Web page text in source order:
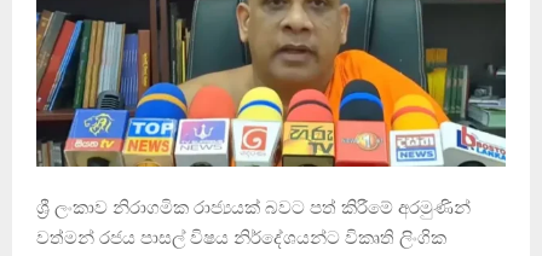
ශ්‍රී ලංකාව නිරාගමික රාජ්‍යයක් බවට පත් කිරීමේ අරමුණින්
වත්මන් රජය පාසල් විෂය නිර්දේශයන්ට විකෘති ලිංගික